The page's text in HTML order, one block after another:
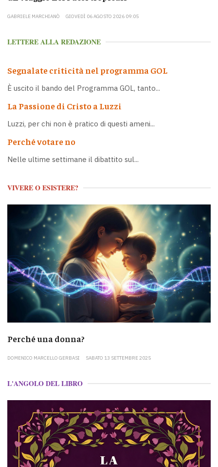
GABRIELE MARCHIANÒ GIOVEDÌ 06 AGOSTO 2026 09:05
LETTERE ALLA REDAZIONE
Segnalate criticità nel programma GOL
È uscito il bando del Programma GOL, tanto...
La Passione di Cristo a Luzzi
Luzzi, per chi non è pratico di questi ameni...
Perché votare no
Nelle ultime settimane il dibattito sul...
VIVERE O ESISTERE?
Perché una donna?
DOMENICO MARCELLO GERBASI SABATO 13 SETTEMBRE 2025
L'ANGOLO DEL LIBRO